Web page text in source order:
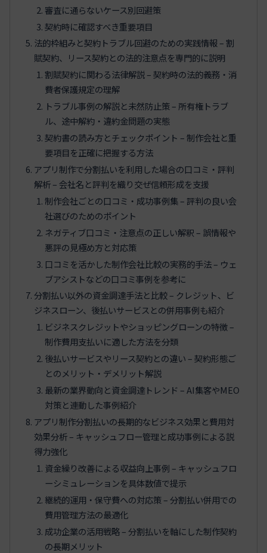
審査に通らないケース別回避策
契約時に確認すべき重要項目
法的枠組みと契約トラブル回避のための実践情報 – 割
賦契約、リース契約との法的注意点を専門的に説明
割賦契約に関わる法律解説 – 契約時の法的義務・消
費者保護規定の理解
トラブル事例の解説と未然防止策 – 所有権トラブ
ル、途中解約・違約金問題の実態
契約書の読み方とチェックポイント – 制作会社と重
要項目を正確に把握する方法
アプリ制作で分割払いを利用した場合の口コミ・評判
解析 – 会社名と評判を織り交ぜ信頼形成を支援
制作会社ごとの口コミ・成功事例集 – 評判の良い会
社選びのためのポイント
ネガティブ口コミ・注意点の正しい解釈 – 誤情報や
悪評の見極め方と対応策
口コミを活かした制作会社比較の実務的手法 – ウェ
ブアシストなどの口コミ事例を参考に
分割払い以外の資金調達手法と比較 – クレジット、ビ
ジネスローン、後払いサービスとの併用事例も紹介
ビジネスクレジットやショッピングローンの特徴 –
制作費用支払いに適した方法を分類
後払いサービスやリース契約との違い – 契約形態ご
とのメリット・デメリット解説
最新の業界動向と資金調達トレンド – AI集客やMEO
対策と連動した事例紹介
アプリ制作分割払いの長期的なビジネス効果と費用対
効果分析 – キャッシュフロー管理と成功事例による説
得力強化
資金繰り改善による収益向上事例 – キャッシュフロ
ーシミュレーションを具体数値で提示
継続的運用・保守費への対応策 – 分割払い併用での
費用管理方法の最適化
成功企業の活用戦略 – 分割払いを軸にした制作契約
の長期メリット